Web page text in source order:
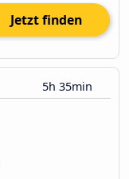
Jetzt finden
5h 35min